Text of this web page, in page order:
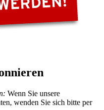
Wenn Sie unsere
wenden Sie sich bitte per